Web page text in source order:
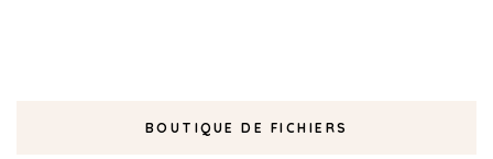
BOUTIQUE DE FICHIERS